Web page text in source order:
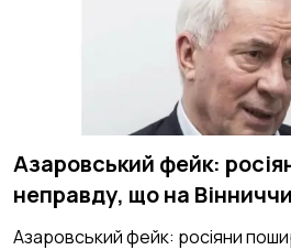
Туризм
Азаровський фейк:
неправду, що на
ТЦК до смерті побили
Азаровський фейк: росіяни